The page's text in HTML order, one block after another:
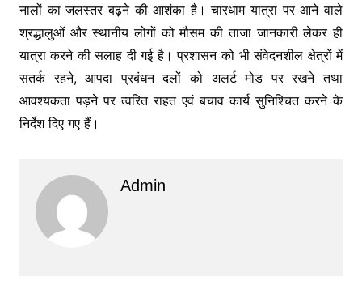
नालों का जलस्तर बढ़ने की आशंका है। चारधाम यात्रा पर आने वाले
श्रद्धालुओं और स्थानीय लोगों को मौसम की ताजा जानकारी लेकर ही
यात्रा करने की सलाह दी गई है। प्रशासन को भी संवेदनशील क्षेत्रों में
सतर्क रहने, आपदा प्रबंधन दलों को अलर्ट मोड पर रखने तथा
आवश्यकता पड़ने पर त्वरित राहत एवं बचाव कार्य सुनिश्चित करने के
निर्देश दिए गए हैं।
Admin